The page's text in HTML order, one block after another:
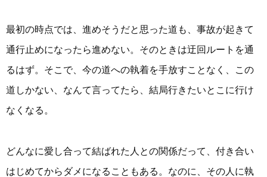
最初の時点では、進めそうだと思った道も、事故が起きて
通行止めになったら進めない。そのときは迂回ルートを通
るはず。そこで、今の道への執着を手放すことなく、この
道しかない、なんて言ってたら、結局行きたいとこに行け
なくなる。
どんなに愛し合って結ばれた人との関係だって、付き合い
はじめてからダメになることもある。なのに、その人に執